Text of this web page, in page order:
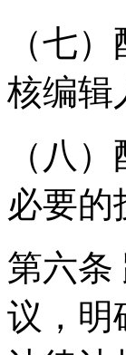
（七
核编辑
（八
必要的
第六条
议，明